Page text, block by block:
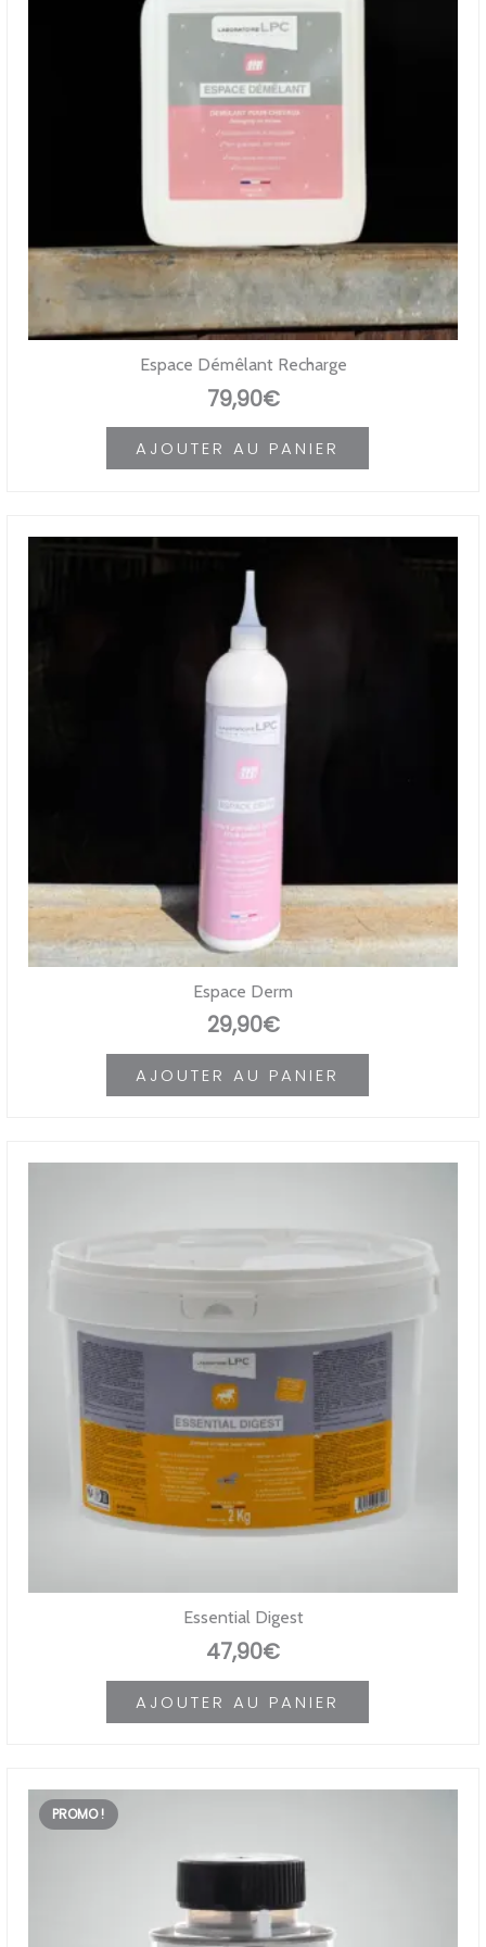
Espace Démêlant Recharge
79,90€
AJOUTER AU PANIER
Espace Derm
29,90€
AJOUTER AU PANIER
Essential Digest
47,90€
AJOUTER AU PANIER
PROMO !